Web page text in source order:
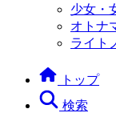
少女・
オトナ
ライト
トップ
検索